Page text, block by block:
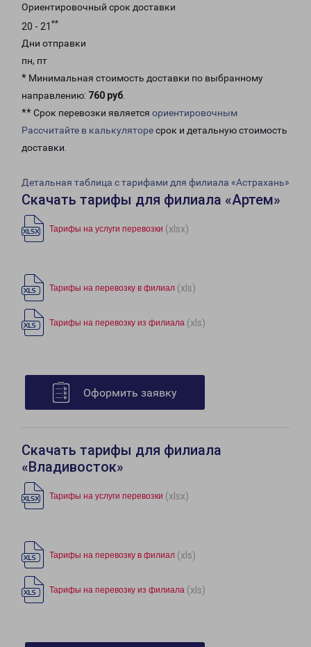
Ориентировочный срок доставки
20 - 21 **
Дни отправки
пн, пт
* Минимальная стоимость доставки по выбранному
направлению: 760 руб.
** Срок перевозки является ориентировочным
Рассчитайте в калькуляторесрок и детальную стоимость
доставки.
Детальная таблица с тарифами для филиала «Астрахань»
Скачать тарифы для филиала «Артем»
Тарифы на услуги перевозки (xlsx)
Тарифы на перевозку в филиал (xls)
Тарифы на перевозку из филиала (xls)
Оформить заявку
Скачать тарифы для филиала
«Владивосток»
Тарифы на услуги перевозки (xlsx)
Тарифы на перевозку в филиал (xls)
Тарифы на перевозку из филиала (xls)